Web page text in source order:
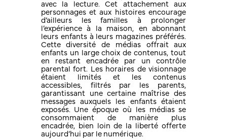
avec la lecture. Cet attachement aux
personnages et aux histoires encourage
d’ailleurs les familles à prolonger
l’expérience à la maison, en abonnant
leurs enfants à leurs magazines préférés.
Cette diversité de médias offrait aux
enfants un large choix de contenus, tout
en restant encadrée par un contrôle
parental fort. Les horaires de visionnage
étaient limités et les contenus
accessibles, filtrés par les parents,
garantissant une certaine maîtrise des
messages auxquels les enfants étaient
exposés. Une époque où les médias se
consommaient de manière plus
encadrée, bien loin de la liberté offerte
aujourd’hui par le numérique.